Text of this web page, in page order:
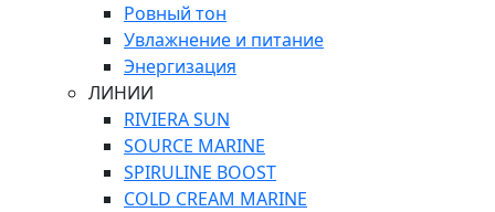
Ровный тон
Увлажнение и питание
Энергизация
ЛИНИИ
RIVIERA SUN
SOURCE MARINE
SPIRULINE BOOST
COLD CREAM MARINE